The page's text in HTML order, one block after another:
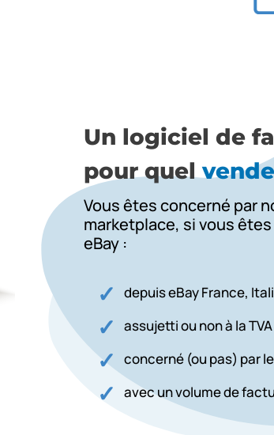
Un logiciel de
pour quel
Vous êtes concerné par
marketplace, si vous
eBay :
depuis eBay France,
assujetti ou non à la TVA
concerné (ou pas) par
avec un volume de